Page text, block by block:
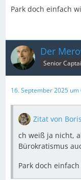
Park doch einfach
Der
Senior
16. September 2025 um
Zitat von Boris
ch weiß ja nicht,
Bürokratismus
Park doch